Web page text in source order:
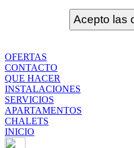
OFERTAS
CONTACTO
QUE HACER
INSTALACIONES
SERVICIOS
APARTAMENTOS
CHALETS
INICIO